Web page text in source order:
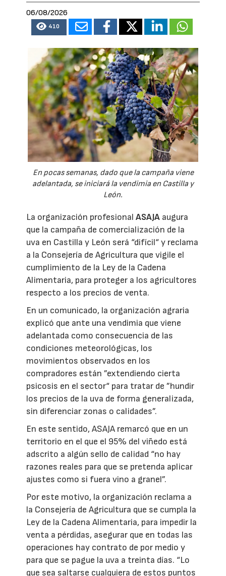
06/08/2026
410
En pocas semanas, dado que la campaña viene
adelantada, se iniciará la vendimia en Castilla y
León.
La organización profesionalASAJA augura
que la campaña de comercialización de la
uva en Castilla y León será “difícil“ y reclama
a la Consejería de Agricultura que vigile el
cumplimiento de la Ley de la Cadena
Alimentaria, para proteger a los agricultores
respecto a los precios de venta.
En un comunicado, la organización agraria
explicó que ante una vendimia que viene
adelantada como consecuencia de las
condiciones meteorológicas, los
movimientos observados en los
compradores están ”extendiendo cierta
psicosis en el sector“ para tratar de ”hundir
los precios de la uva de forma generalizada,
sin diferenciar zonas o calidades”.
En este sentido, ASAJA remarcó que en un
territorio en el que el 95% del viñedo está
adscrito a algún sello de calidad “no hay
razones reales para que se pretenda aplicar
ajustes como si fuera vino a granel”.
Por este motivo, la organización reclama a
la Consejería de Agricultura que se cumpla la
Ley de la Cadena Alimentaria, para impedir la
venta a pérdidas, asegurar que en todas las
operaciones hay contrato de por medio y
para que se pague la uva a treinta días. “Lo
que sea saltarse cualquiera de estos puntos